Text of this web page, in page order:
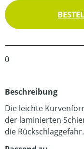
0
Beschreibung
Die leichte
der laminierten
die